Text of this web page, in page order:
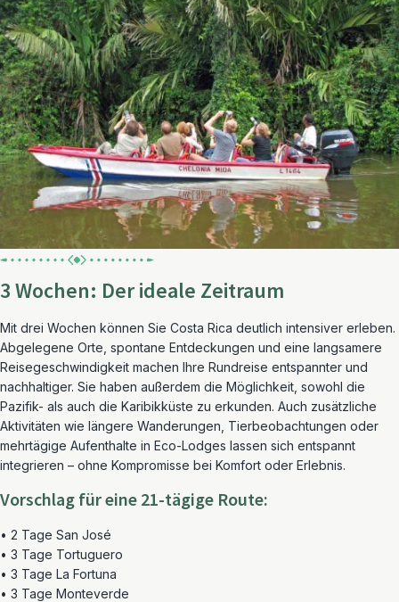
3 Wochen: Der ideale Zeitraum
Mit drei Wochen können Sie Costa Rica deutlich intensiver erleben.
Abgelegene Orte, spontane Entdeckungen und eine langsamere
Reisegeschwindigkeit machen Ihre Rundreise entspannter und
nachhaltiger. Sie haben außerdem die Möglichkeit, sowohl die
Pazifik- als auch die Karibikküste zu erkunden. Auch zusätzliche
Aktivitäten wie längere Wanderungen, Tierbeobachtungen oder
mehrtägige Aufenthalte in Eco-Lodges lassen sich entspannt
integrieren – ohne Kompromisse bei Komfort oder Erlebnis.
Vorschlag für eine 21-tägige Route:
• 2 Tage San José
• 3 Tage Tortuguero
• 3 Tage La Fortuna
• 3 Tage Monteverde